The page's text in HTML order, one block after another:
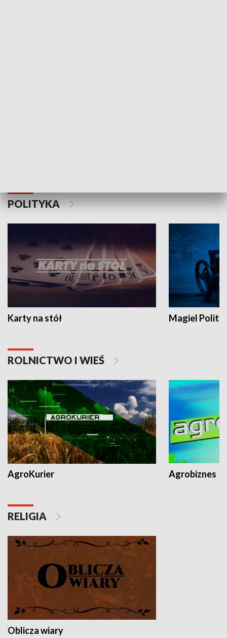
POLITYKA
Karty na stół Magiel
ROLNICTWO I WIEŚ
AgroKurier Agrobiznes
RELIGIA
Oblicza wiary